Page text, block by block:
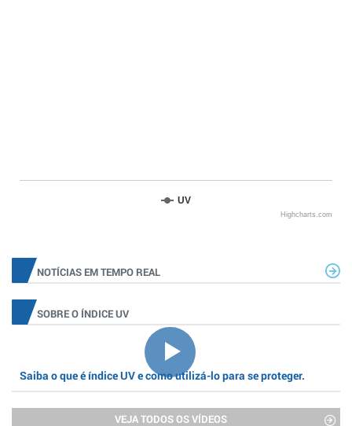
UV
Highcharts.com
NOTÍCIAS EM TEMPO REAL
SOBRE O ÍNDICE UV
Saiba o que é índice UV e como utilizá-lo para se proteger.
VEJA TODOS OS VÍDEOS